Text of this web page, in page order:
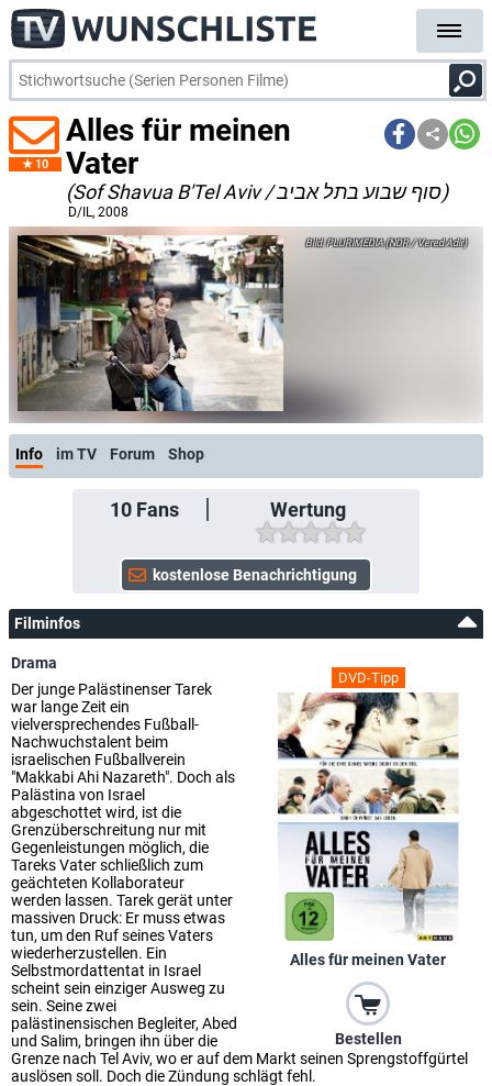
10
Alles für meinen
Vater
(Sof Shavua B'Tel Aviv / סוף שבוע בתל אביב)
D/IL, 2008
PLURIMEDIA (NDR / Vered Adir)
Info im TV Forum Shop
10Fans Wertung
Filminfos
DVD-Tipp
Alles für meinen Vater
Bestellen
Drama
Der junge Palästinenser Tarek
war lange Zeit ein
vielversprechendes Fußball-
Nachwuchstalent beim
israelischen Fußballverein
"Makkabi Ahi Nazareth". Doch als
Palästina von Israel
abgeschottet wird, ist die
Grenzüberschreitung nur mit
Gegenleistungen möglich, die
Tareks Vater schließlich zum
geächteten Kollaborateur
werden lassen. Tarek gerät unter
massiven Druck: Er muss etwas
tun, um den Ruf seines Vaters
wiederherzustellen. Ein
Selbstmordattentat in Israel
scheint sein einziger Ausweg zu
sein. Seine zwei
palästinensischen Begleiter, Abed
und Salim, bringen ihn über die
Grenze nach Tel Aviv, wo er auf dem Markt seinen Sprengstoffgürtel
auslösen soll. Doch die Zündung schlägt fehl.